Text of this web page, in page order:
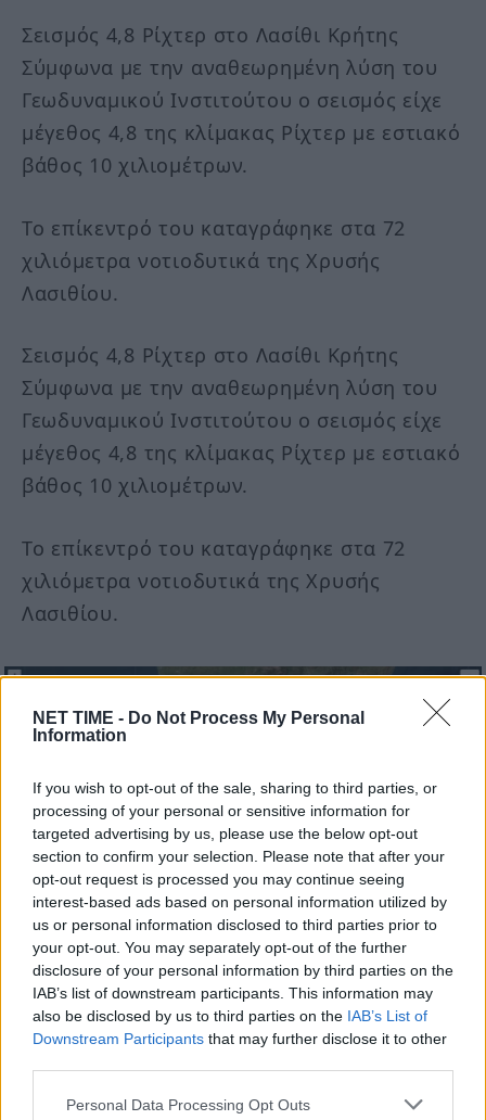
NET TIME - Do Not Process My Personal
Information
If you wish to opt-out of the sale, sharing to third parties, or
processing of your personal or sensitive information for
targeted advertising by us, please use the below opt-out
section to confirm your selection. Please note that after your
opt-out request is processed you may continue seeing
interest-based ads based on personal information utilized by
us or personal information disclosed to third parties prior to
your opt-out. You may separately opt-out of the further
disclosure of your personal information by third parties on the
IAB’s list of downstream participants. This information may
also be disclosed by us to third parties on the IAB’s List of
Downstream Participants that may further disclose it to other
Personal Data Processing Opt Outs
Σεισμός 4,8 Ρίχτερ στο Λασίθι Κρήτης
Σύμφωνα με την αναθεωρημένη λύση του
Γεωδυναμικού Ινστιτούτου ο σεισμός είχε
μέγεθος 4,8 της κλίμακας Ρίχτερ με εστιακό
βάθος 10 χιλιομέτρων.
Το επίκεντρό του καταγράφηκε στα 72
χιλιόμετρα νοτιοδυτικά της Χρυσής
Λασιθίου.
Σεισμός 4,8 Ρίχτερ στο Λασίθι Κρήτης
Σύμφωνα με την αναθεωρημένη λύση του
Γεωδυναμικού Ινστιτούτου ο σεισμός είχε
μέγεθος 4,8 της κλίμακας Ρίχτερ με εστιακό
βάθος 10 χιλιομέτρων.
Το επίκεντρό του καταγράφηκε στα 72
χιλιόμετρα νοτιοδυτικά της Χρυσής
Λασιθίου.
– Ανησυχία Διάφορα δυνατός
κατοίκων
Κρήτη:
μεγάλη νέος Σεισμός τον